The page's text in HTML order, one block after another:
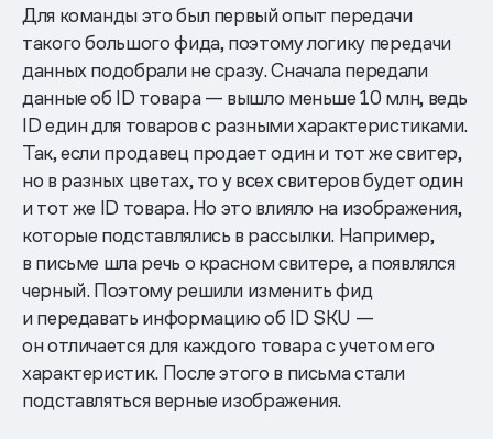
Для команды это был первый опыт передачи
такого большого фида, поэтому логику передачи
данных подобрали не сразу. Сначала передали
данные об ID товара — вышло меньше 10 млн, ведь
ID един для товаров с разными характеристиками.
Так, если продавец продает один и тот же свитер,
но в разных цветах, то у всех свитеров будет один
и тот же ID товара. Но это влияло на изображения,
которые подставлялись в рассылки. Например,
в письме шла речь о красном свитере, а появлялся
черный. Поэтому решили изменить фид
и передавать информацию об ID SKU —
он отличается для каждого товара с учетом его
характеристик. После этого в письма стали
подставляться верные изображения.